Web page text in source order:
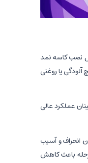
نصب کاسه نمد
یا روغنی
عملکرد عالی
انحراف و آسیب
باعث کاهش